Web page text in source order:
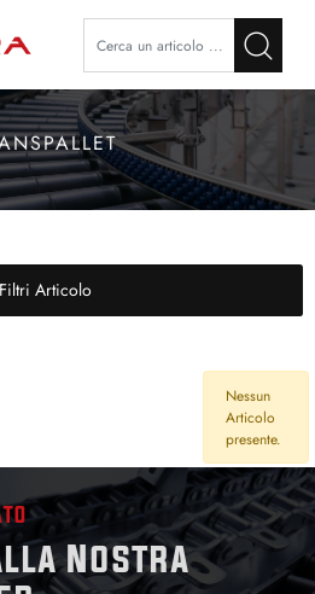
Filtri Articolo
Nessun
Articolo
presente.
Nostra